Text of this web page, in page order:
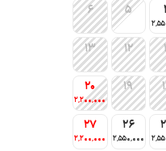
5
6
12
13
19
20
2٬200٬000
26
2٬550٬000
27
2٬200٬000